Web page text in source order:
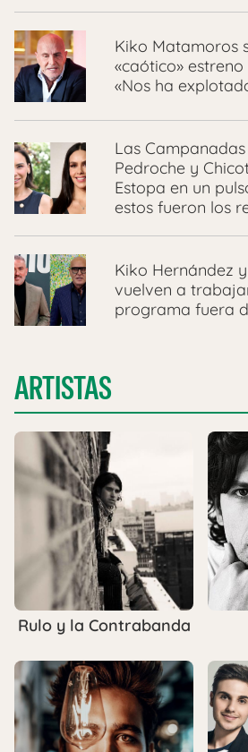
Kiko Matamoros
«caótico» estreno
«Nos ha
Las
Pedroche y
Estopa en un
estos fueron los
Kiko Hernández
vuelven a
programa fuera
ARTISTAS
Rulo y la Contrabanda